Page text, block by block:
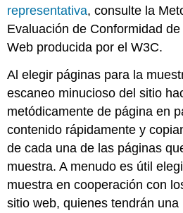
representativa, consulte la
Evaluación de Conformidad
Web producida por el W3C.
Al elegir páginas para la
escaneo minucioso del sitio
metódicamente de página en
contenido rápidamente y
de cada una de las páginas
muestra. A menudo es útil
muestra en cooperación con
sitio web, quienes tendrán